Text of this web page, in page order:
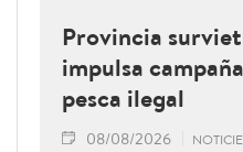
Provincia
impulsa
pesca ilegal
08/08/2026